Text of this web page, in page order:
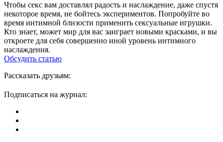
Чтобы секс вам доставлял радость и наслаждение, даже спустя
некоторое время, не бойтесь экспериментов. Попробуйте во
время интимной близости применить сексуальные игрушки.
Кто знает, может мир для вас заиграет новыми красками, и вы
откроете для себя совершенно иной уровень интимного
наслаждения.
Обсудить статью
Рассказать друзьям:
Подписаться на журнал: